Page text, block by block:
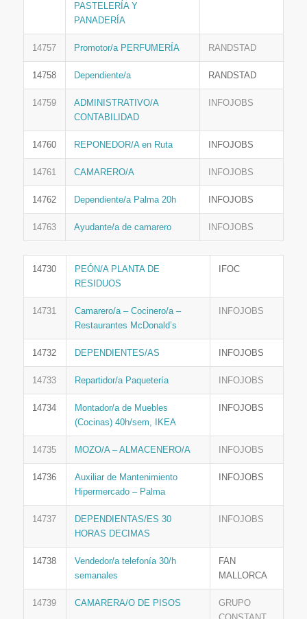
PASTELERÍA Y
PANADERÍA
14757 Promotor/a PERFUMERÍA RANDSTAD
14758 Dependiente/a RANDSTAD
14759
ADMINISTRATIVO/A
CONTABILIDAD
INFOJOBS
14760 REPONEDOR/A en Ruta INFOJOBS
14761 CAMARERO/A INFOJOBS
14762 Dependiente/a Palma 20h INFOJOBS
14763 Ayudante/a de camarero INFOJOBS
14730
PEÓN/A PLANTA DE
RESIDUOS
IFOC
14731
Camarero/a – Cocinero/a –
Restaurantes McDonald’s
INFOJOBS
14732 DEPENDIENTES/AS INFOJOBS
14733 Repartidor/a Paquetería INFOJOBS
14734
Montador/a de Muebles
(Cocinas) 40h/sem, IKEA
INFOJOBS
14735 MOZO/A – ALMACENERO/A INFOJOBS
14736
Auxiliar de Mantenimiento
Hipermercado – Palma
INFOJOBS
14737
DEPENDIENTAS/ES 30
HORAS DECIMAS
INFOJOBS
14738
Vendedor/a telefonía 30/h
semanales
FAN
MALLORCA
14739 CAMARERA/O DE PISOS
GRUPO